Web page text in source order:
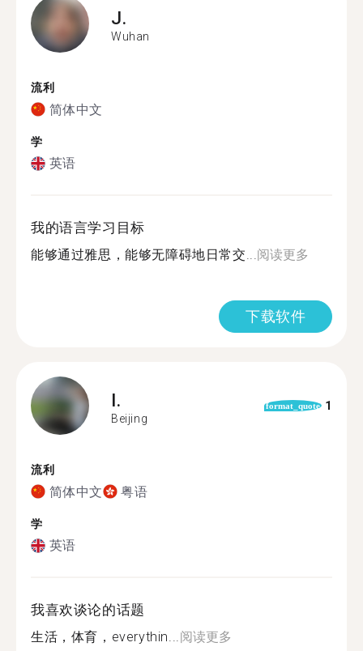
J.
Wuhan
流利
简体中文
学
英语
我的语言学习目标
能够通过雅思，能够无障碍地日常交...阅读更多
下载软件
I.
Beijing
format_quote 1
流利
简体中文 粤语
学
英语
我喜欢谈论的话题
生活，体育，everythin...阅读更多